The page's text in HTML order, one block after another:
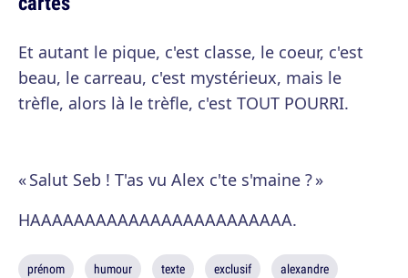
Et autant le pique, c'est classe, le coeur, c'est
beau, le carreau, c'est mystérieux, mais le
trèfle, alors là le trèfle, c'est TOUT POURRI.
« Salut Seb ! T'as vu Alex c'te s'maine ? »
HAAAAAAAAAAAAAAAAAAAAAAAA.
prénom humour texte exclusif alexandre